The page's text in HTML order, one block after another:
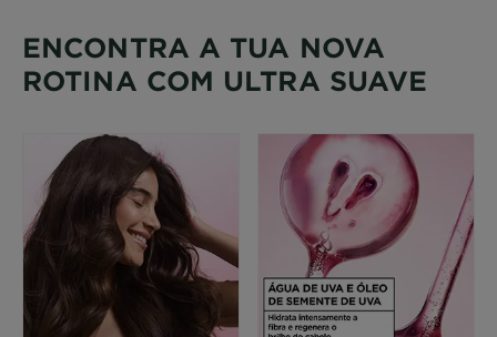
ENCONTRA A TUA NOVA
ROTINA COM ULTRA SUAVE